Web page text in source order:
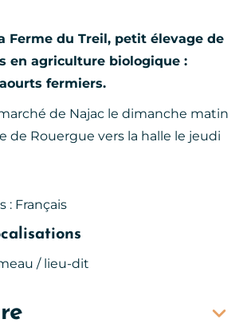
Ferme du Treil, petit élevage de
en agriculture biologique :
fermiers.
de Najac le dimanche matin
de Rouergue vers la halle le jeudi
: Français
/ lieu-dit